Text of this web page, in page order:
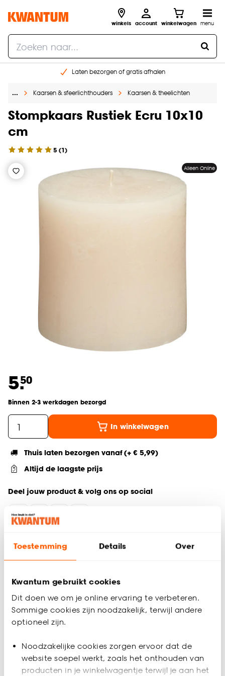
Toestemming Details Over
Kwantum gebruikt cookies
Dit doen we om je online ervaring te verbeteren.
Sommige cookies zijn noodzakelijk, terwijl andere
optioneel zijn.
Noodzakelijke cookies zorgen ervoor dat de
website soepel werkt, zoals het onthouden van
producten in je winkelwagentje terwijl je aan het
winkels account winkelwagen menu
Laten bezorgen of gratis afhalen
Gratis raam advies en opmeten aan huis
… Kaarsen & sfeerlichthouders Kaarsen & theelichten
Stompkaars Rustiek Ecru 10x10
cm
5 (1)
Alleen Online
5.50
Binnen 2-3 werkdagen bezorgd
In winkelwagen
Thuis laten bezorgen vanaf (+ € 5,99)
Altijd de laagste prijs
Deel jouw product & volg ons op social
Productomschrijving
gezelligheid in huis met deze prachtige toevoeging. Deze
Ervaar de magie van kaarslicht met deze unieke collectie.
Productspecificaties
EAN nummer 8720197100827